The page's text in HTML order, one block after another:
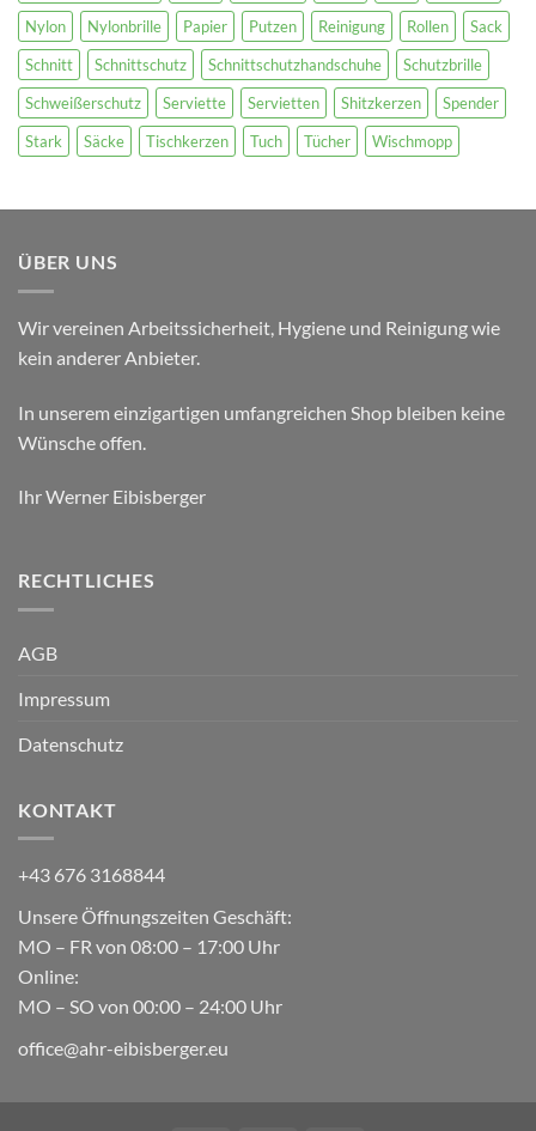
Nylon
Nylonbrille Papier Putzen Reinigung Rollen
Sack
Schnitt
Schnittschutz Schnittschutzhandschuhe
Schutzbrille
Schweißerschutz
Serviette Servietten Shitzkerzen
Spender
Stark
Säcke Tischkerzen Tuch Tücher Wischmopp
ÜBER UNS
Wir vereinen Arbeitssicherheit, Hygiene und Reinigung wie
kein anderer Anbieter.
In unserem einzigartigen umfangreichen Shop bleiben keine
Wünsche offen.
Ihr Werner Eibisberger
RECHTLICHES
AGB
Impressum
Datenschutz
KONTAKT
+43 676 3168844
Unsere Öffnungszeiten Geschäft:
MO – FR von 08:00 – 17:00 Uhr
Online:
MO – SO von 00:00 – 24:00 Uhr
office@ahr-eibisberger.eu